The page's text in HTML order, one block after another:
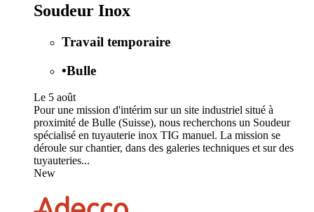
Soudeur Inox
Travail temporaire
•Bulle
Le 5 août
Pour une mission d'intérim sur un site industriel situé à
proximité de Bulle (Suisse), nous recherchons un Soudeur
spécialisé en tuyauterie inox TIG manuel. La mission se
déroule sur chantier, dans des galeries techniques et sur des
tuyauteries...
New